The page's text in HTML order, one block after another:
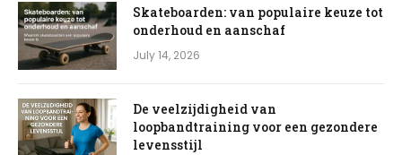
Skateboarden: van populaire keuze tot
onderhoud en aanschaf
July 14, 2026
De veelzijdigheid van
loopbandtraining voor een gezondere
levensstijl